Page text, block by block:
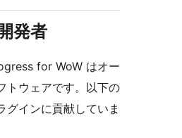
発者
for WoW はオー
トウェアです。以下の
グインに貢献していま